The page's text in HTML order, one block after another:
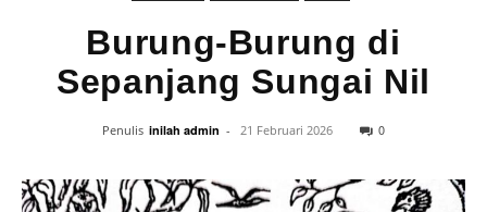
Burung-Burung di
Sepanjang Sungai Nil
Penulis inilah admin - 21 Februari 2026 0